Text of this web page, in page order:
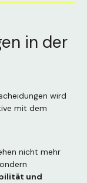
in der
wird
mit dem
nicht mehr
und